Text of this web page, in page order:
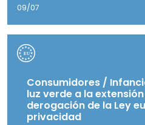
09/07
Consumidores /
luz verde a la
derogación de la Ley
privacidad